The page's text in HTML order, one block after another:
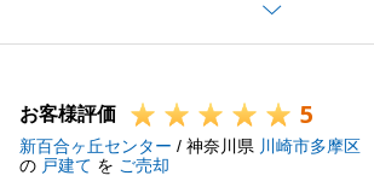
心より感謝申し上げます。
また機会がございましたら、その際
お客様評価 5
新百合ヶ丘センター / 神奈川県 川崎市多摩区
の 戸建て を ご売却